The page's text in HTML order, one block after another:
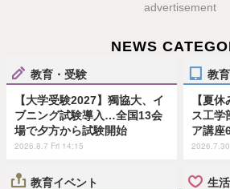
advertisement
NEWS
教育・受験
【大学受験2027】獨協大、イ
ブニング試験導入…全国13会
場で夕方から試験開始
2026.8.7 Fri 14:15
教
【夏
ス工学
ア講座
教育イベント 生